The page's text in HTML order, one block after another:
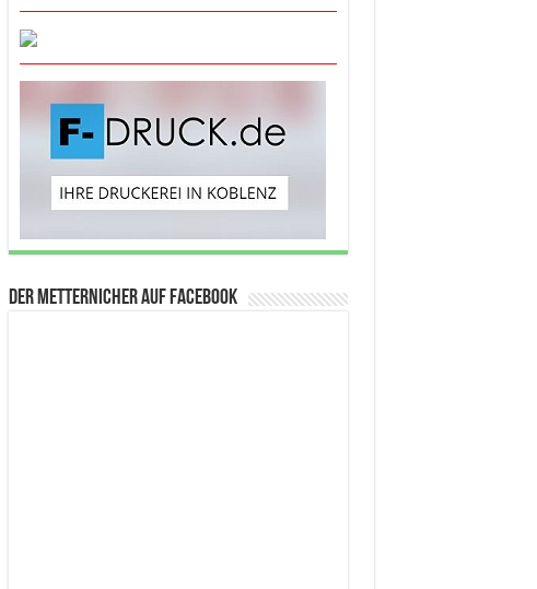
Der Metternicher auf Facebook